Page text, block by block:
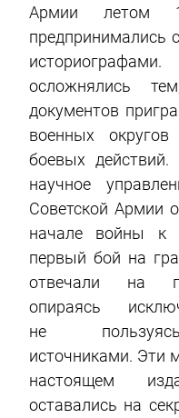
Армии летом
предпринимались
осложнялись
документов
военных
боевых
научное
Советской Армии
начале войны к
первый бой на
отвечали на
опираясь
не
источниками. Эти
настоящем
оставались на